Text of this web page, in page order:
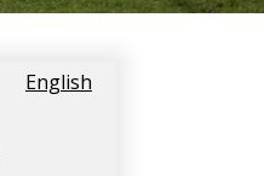
English